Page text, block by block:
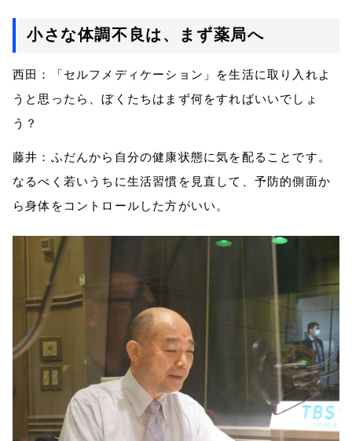
小さな体調不良は、 まず薬局へ
西田： 「 セルフメディケーション 」 を生活に取り入れよ
うと思ったら、ぼくたちはまず何をすればいいでしょ
う？
藤井：ふだんから自分の健康状態に気を 配ることです。
なるべく若いうちに生活習慣を 見直 して、予防的側面か
ら身体をコントロールした方がいい。